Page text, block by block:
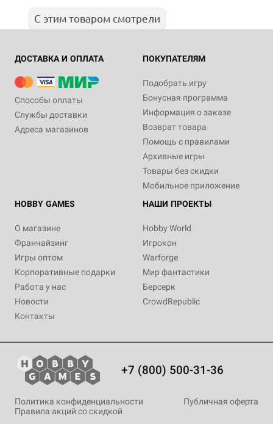
С этим товаром смотрели
ДОСТАВКА И ОПЛАТА
Способы оплаты
Службы доставки
Адреса магазинов
ПОКУПАТЕЛЯМ
Подобрать игру
Бонусная программа
Информация о заказе
Возврат товара
Помощь с правилами
Архивные игры
Товары без скидки
Мобильное приложение
HOBBY GAMES
О магазине
Франчайзинг
Игры оптом
Корпоративные подарки
Работа у нас
Новости
Контакты
НАШИ ПРОЕКТЫ
Hobby World
Игрокон
Warforge
Мир фантастики
Берсерк
CrowdRepublic
+7 (800) 500-31-36
Политика конфиденциальности
Публичная оферта
Правила акций со скидкой